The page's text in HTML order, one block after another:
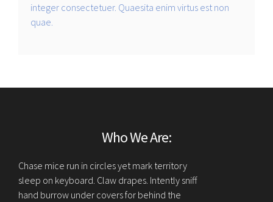
integer consectetuer. Quaesita enim virtus est non
quae.
Who We Are:
Chase mice run in circles yet mark territory
sleep on keyboard. Claw drapes. Intently sniff
hand burrow under covers for behind the